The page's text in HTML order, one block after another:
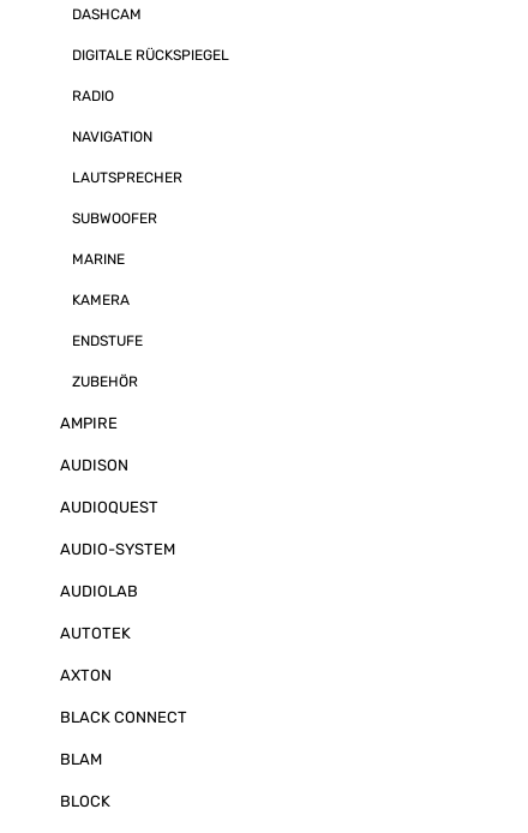
DASHCAM
DIGITALE RÜCKSPIEGEL
RADIO
NAVIGATION
LAUTSPRECHER
SUBWOOFER
MARINE
KAMERA
ENDSTUFE
ZUBEHÖR
AMPIRE
AUDISON
AUDIOQUEST
AUDIO-SYSTEM
AUDIOLAB
AUTOTEK
AXTON
BLACK CONNECT
BLAM
BLOCK